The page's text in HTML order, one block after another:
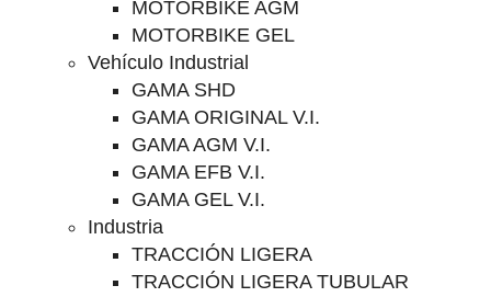
MOTORBIKE AGM
MOTORBIKE GEL
Vehículo Industrial
GAMA SHD
GAMA ORIGINAL V.I.
GAMA AGM V.I.
GAMA EFB V.I.
GAMA GEL V.I.
Industria
TRACCIÓN LIGERA
TRACCIÓN LIGERA TUBULAR